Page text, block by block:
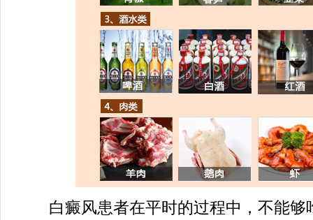
白癜风患者在平时的过程中，不能够